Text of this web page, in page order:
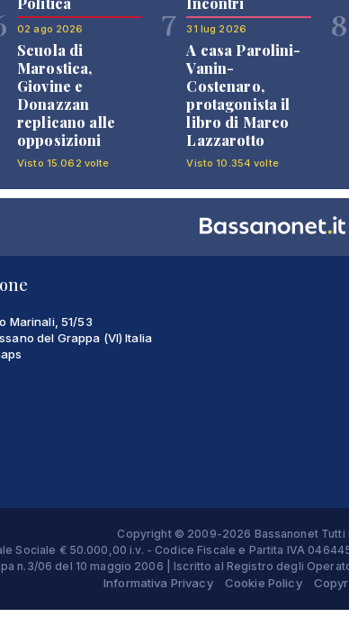
02 ago 2026
Scuola di
Marostica,
Giovine e
Donazzan
replicano alle
opposizioni
Visto 15.062 volte
7 31 lug 2026
A casa Parolini-
Vanin-
Costenaro,
protagonista il
libro di Marco
Lazzarotto
Visto 10.354 volte
8
Marinali, 51/53
del Grappa (VI) Italia
Copyright © 2009-2026 Bassanonet Tutti
Sociale € 50.000,00 i.v. - Codice Fiscale e Partita IVA
n.3/06 del 10 maggio 2006 | Iscritto al Registro degli
Informativa Privacy Cookie Policy